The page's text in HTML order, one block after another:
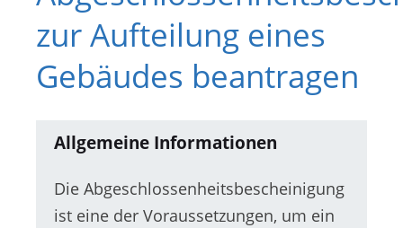
zur Aufteilung eines
Gebäudes beantragen
Allgemeine Informationen
Die Abgeschlossenheitsbescheinigung
ist eine der Voraussetzungen, um ein